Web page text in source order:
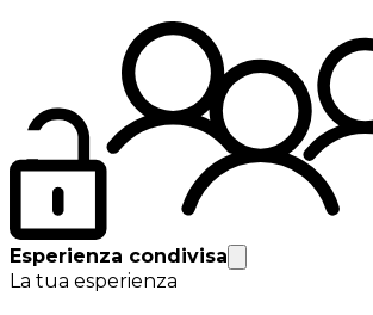
Esperienza condivisa
La tua esperienza